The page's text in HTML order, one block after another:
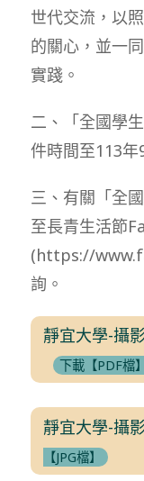
世代交流，以
的關心，並一
實踐。
二、「全國學
件時間至113年
三、有關「全
至長青生活節
(https://
詢。
靜宜大學-攝
下載【PDF檔】
靜宜大學-攝
【JPG檔】